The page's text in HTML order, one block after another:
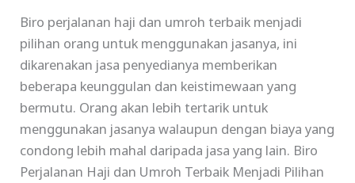
Biro perjalanan haji dan umroh terbaik menjadi
pilihan orang untuk menggunakan jasanya, ini
dikarenakan jasa penyedianya memberikan
beberapa keunggulan dan keistimewaan yang
bermutu. Orang akan lebih tertarik untuk
menggunakan jasanya walaupun dengan biaya yang
condong lebih mahal daripada jasa yang lain. Biro
Perjalanan Haji dan Umroh Terbaik Menjadi Pilihan